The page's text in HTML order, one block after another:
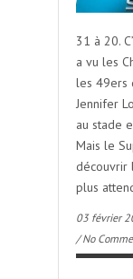
31 à 20.
a vu les
les 49ers
Jennifer
au stade
Mais le
découvrir
plus
03 février
/ No